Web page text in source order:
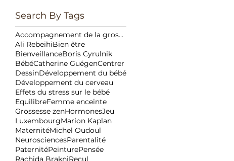
Search By Tags
Accompagnement de la grossesse
Ali RebeihiBien être
BienveillanceBoris Cyrulnik
BébéCatherine GuégenCentrer
DessinDéveloppement du bébé
Développement du cerveau
Effets du stress sur le bébé
EquilibreFemme enceinte
Grossesse zenHormonesJeu
LuxembourgMarion Kaplan
MaternitéMichel Oudoul
NeurosciencesParentalité
PaternitéPeinturePensée
Rachida BrakniRecul